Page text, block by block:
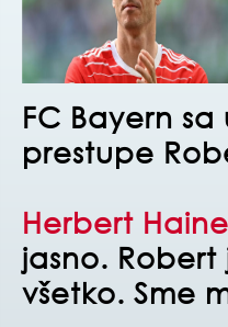
FC Bayern
prestupe
Herbert
jasno. Robert
všetko. Sme